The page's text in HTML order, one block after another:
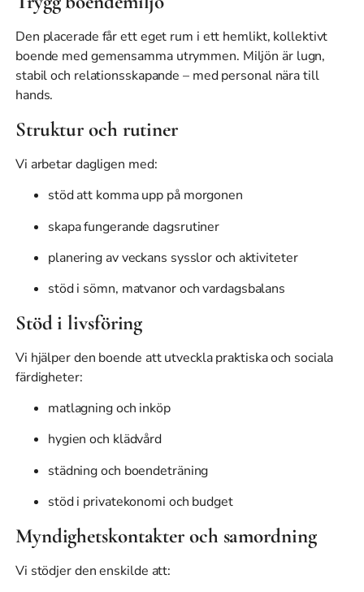
Den placerade får ett eget rum i ett hemlikt, kollektivt
boende med gemensamma utrymmen. Miljön är lugn,
stabil och relationsskapande – med personal nära till
hands.
Struktur och rutiner
Vi arbetar dagligen med:
stöd att komma upp på morgonen
skapa fungerande dagsrutiner
planering av veckans sysslor och aktiviteter
stöd i sömn, matvanor och vardagsbalans
Stöd i livsföring
Vi hjälper den boende att utveckla praktiska och sociala
färdigheter:
matlagning och inköp
hygien och klädvård
städning och boendeträning
stöd i privatekonomi och budget
Myndighetskontakter och samordning
Vi stödjer den enskilde att: